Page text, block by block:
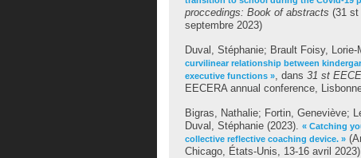
proccedings: Book of abstracts (31 st
septembre 2023)
Duval, Stéphanie; Brault Foisy, Lorie-
curvilinear relationship between
executive functions », dans 31 st
EECERA annual conference,
Bigras, Nathalie; Fortin, Geneviève;
Duval, Stéphanie (2023). « Catching
collective reflective coaching device. »
Chicago, États-Unis, 13-16 avril 2023)